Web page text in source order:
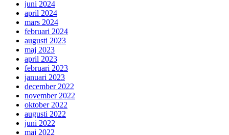
juni 2024
april 2024
mars 2024
februari 2024
augusti 2023
maj 2023
april 2023
februari 2023
januari 2023
december 2022
november 2022
oktober 2022
augusti 2022
juni 2022
maj 2022